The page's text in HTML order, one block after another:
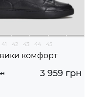
41 42 43 44 45
комфорт
3 959 грн